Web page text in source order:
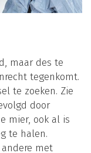
maar des te
tegenkomt.
te zoeken. Zie
door
mier, ook al is
te halen.
met